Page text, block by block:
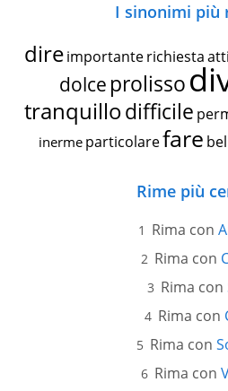
I sinonimi più
dire importante richiesta
dolce prolisso
tranquillodifficile
inerme particolarefare
Rime più
Rima con
Rima con
Rima con
Rima con
Rima con
Rima con